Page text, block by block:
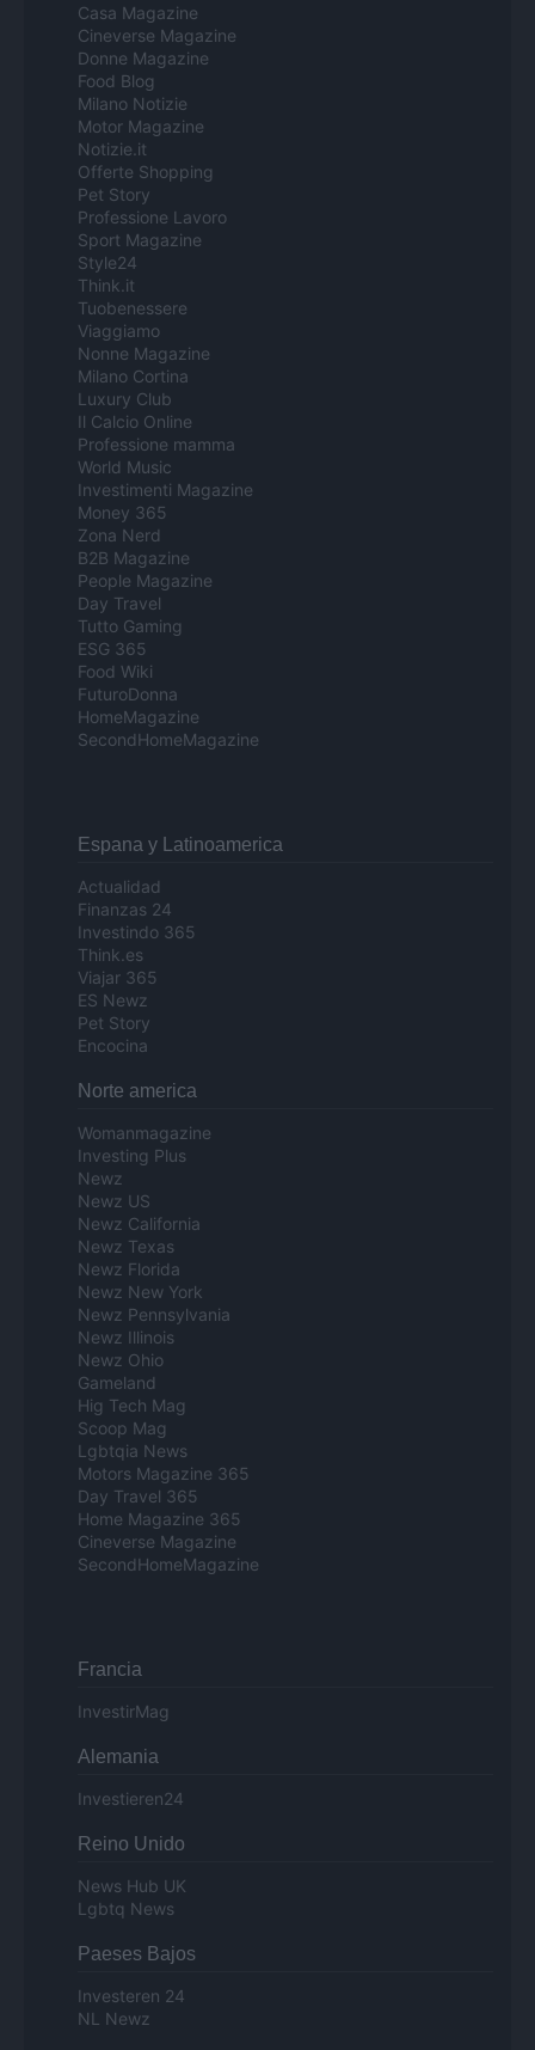
Casa Magazine
Cineverse Magazine
Donne Magazine
Food Blog
Milano Notizie
Motor Magazine
Notizie.it
Offerte Shopping
Pet Story
Professione Lavoro
Sport Magazine
Style24
Think.it
Tuobenessere
Viaggiamo
Nonne Magazine
Milano Cortina
Luxury Club
Il Calcio Online
Professione mamma
World Music
Investimenti Magazine
Money 365
Zona Nerd
B2B Magazine
People Magazine
Day Travel
Tutto Gaming
ESG 365
Food Wiki
FuturoDonna
HomeMagazine
SecondHomeMagazine
Espana y Latinoamerica
Actualidad
Finanzas 24
Investindo 365
Think.es
Viajar 365
ES Newz
Pet Story
Encocina
Norte america
Womanmagazine
Investing Plus
Newz
Newz US
Newz California
Newz Texas
Newz Florida
Newz New York
Newz Pennsylvania
Newz Illinois
Newz Ohio
Gameland
Hig Tech Mag
Scoop Mag
Lgbtqia News
Motors Magazine 365
Day Travel 365
Home Magazine 365
Cineverse Magazine
SecondHomeMagazine
Francia
InvestirMag
Alemania
Investieren24
Reino Unido
News Hub UK
Lgbtq News
Paeses Bajos
Investeren 24
NL Newz